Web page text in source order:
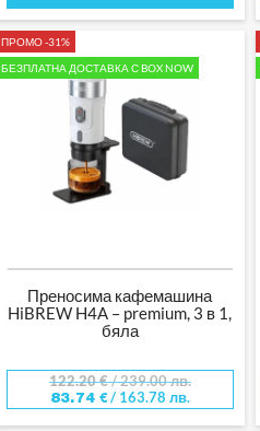
ПРОМО -31%
БЕЗПЛАТНА ДОСТАВКА С BOX NOW
Преносима кафемашина
HiBREW H4A – premium, 3 в 1,
бяла
122.20€/ 239.00 лв.
83.74 €/ 163.78 лв.